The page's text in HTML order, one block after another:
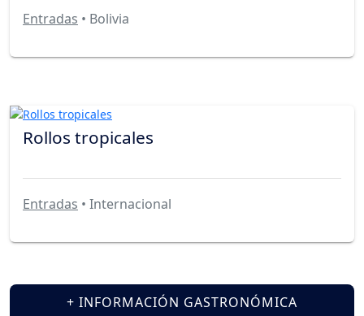
Entradas • Bolivia
Rollos tropicales
Entradas • Internacional
+ INFORMACIÓN GASTRONÓMICA